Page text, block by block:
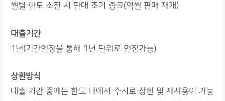
월별 한도 소진 시 판매 조기 종료(익월 판매 재개)
대출기간
1년(기간연장을 통해 1년 단위로 연장가능)
상환방식
대출 기간 중에는 한도 내에서 수시로 상환 및 재사용이 가능